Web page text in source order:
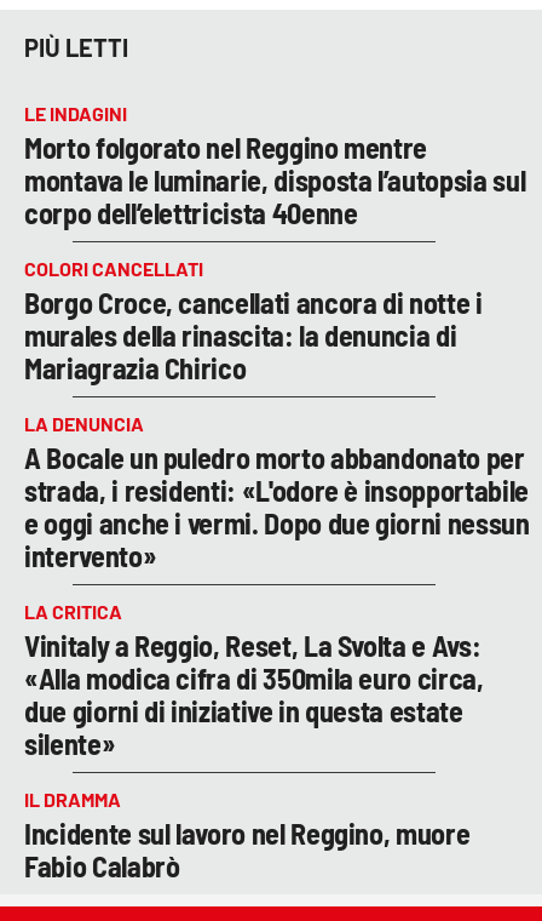
PIÙ LETTI
LE INDAGINI
Morto folgorato nel Reggino mentre
montava le luminarie, disposta l’autopsia sul
corpo dell’elettricista 40enne
COLORI CANCELLATI
Borgo Croce, cancellati ancora di notte i
murales della rinascita: la denuncia di
Mariagrazia Chirico
LA DENUNCIA
A Bocale un puledro morto abbandonato per
strada, i residenti: «L'odore è insopportabile
e oggi anche i vermi. Dopo due giorni nessun
intervento»
LA CRITICA
Vinitaly a Reggio, Reset, La Svolta e Avs:
«Alla modica cifra di 350mila euro circa,
due giorni di iniziative in questa estate
silente»
IL DRAMMA
Incidente sul lavoro nel Reggino, muore
Fabio Calabrò